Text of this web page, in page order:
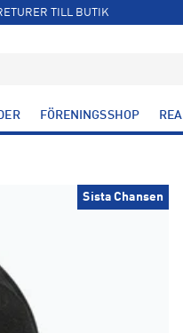
TILL BUTIK
FÖRENINGSSHOP REA
Sista Chansen